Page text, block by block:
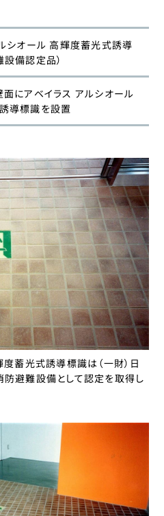
シオール 高輝度蓄光式誘導
備認定品）
面にアベイラス アルシオール
導標識を設置
蓄光式誘導標識は（一財）日
避難設備として認定を取得し